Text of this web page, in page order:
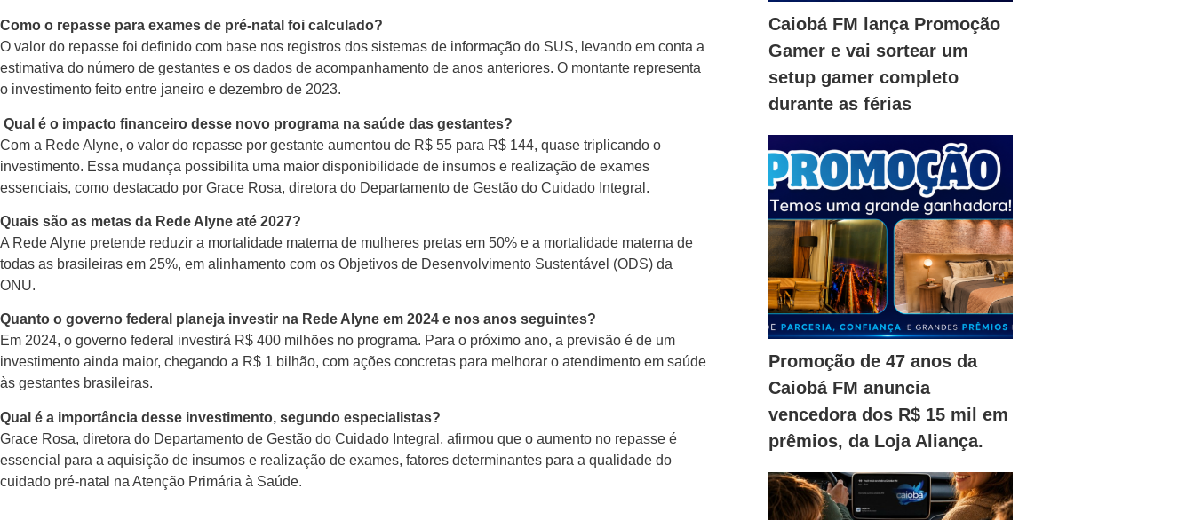
Como o repasse para exames de pré-natal foi calculado?
O valor do repasse foi definido com base nos registros dos sistemas de informação do SUS, levando em conta a
estimativa do número de gestantes e os dados de acompanhamento de anos anteriores. O montante representa
o investimento feito entre janeiro e dezembro de 2023.
Qual é o impacto financeiro desse novo programa na saúde das gestantes?
Com a Rede Alyne, o valor do repasse por gestante aumentou de R$ 55 para R$ 144, quase triplicando o
investimento. Essa mudança possibilita uma maior disponibilidade de insumos e realização de exames
essenciais, como destacado por Grace Rosa, diretora do Departamento de Gestão do Cuidado Integral.
Quais são as metas da Rede Alyne até 2027?
A Rede Alyne pretende reduzir a mortalidade materna de mulheres pretas em 50% e a mortalidade materna de
todas as brasileiras em 25%, em alinhamento com os Objetivos de Desenvolvimento Sustentável (ODS) da
ONU.
Quanto o governo federal planeja investir na Rede Alyne em 2024 e nos anos seguintes?
Em 2024, o governo federal investirá R$ 400 milhões no programa. Para o próximo ano, a previsão é de um
investimento ainda maior, chegando a R$ 1 bilhão, com ações concretas para melhorar o atendimento em saúde
às gestantes brasileiras.
Qual é a importância desse investimento, segundo especialistas?
Grace Rosa, diretora do Departamento de Gestão do Cuidado Integral, afirmou que o aumento no repasse é
essencial para a aquisição de insumos e realização de exames, fatores determinantes para a qualidade do
cuidado pré-natal na Atenção Primária à Saúde.
Caiobá FM lança Promoção
Gamer e vai sortear um
setup gamer completo
durante as férias
Promoção de 47 anos da
Caiobá FM anuncia
vencedora dos R$ 15 mil em
prêmios, da Loja Aliança.